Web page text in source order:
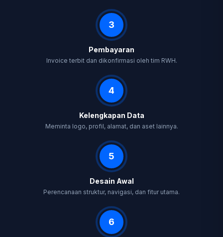
3
Pembayaran
Invoice terbit dan dikonfirmasi oleh tim RWH.
4
Kelengkapan Data
Meminta logo, profil, alamat, dan aset lainnya.
5
Desain Awal
Perencanaan struktur, navigasi, dan fitur utama.
6